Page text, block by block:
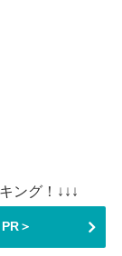
ング！↓↓↓
＞